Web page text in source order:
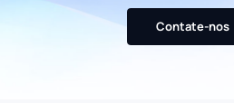
Contate-nos